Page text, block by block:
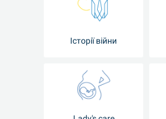
Історії війни